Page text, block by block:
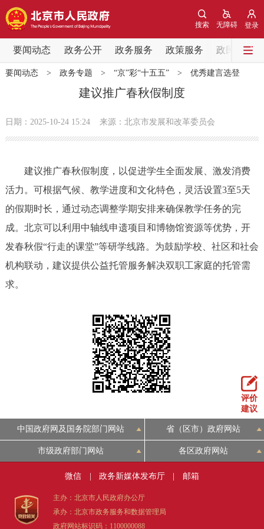
登录
无障碍
搜索
要闻动态 政务公开 政务服务 政策服务 政民互动
要闻动态
党中央精神 国务院信息 中央部委动态
政务公开
市领导 机构职能 政策服务
政策兑现 政策解读 回应关切
法人服务
利企服务
政民互动
参与调查
要闻动态> 政务专题 > “京”彩“十五五”> 优秀建言选登
建议推广春秋假制度
日期：2025-10-24 15:24 来源：北京市发展和改革委员会
建议推广春秋假制度，以促进学生全面发展、激发消费
活力。可根据气候、教学进度和文化特色，灵活设置3至5天
的假期时长，通过动态调整学期安排来确保教学任务的完
成。北京可以利用中轴线申遗项目和博物馆资源等优势，开
发春秋假“行走的课堂”等研学线路。为鼓励学校、社区和社会
机构联动，建议提供公益托管服务解决双职工家庭的托管需
求。
评价
建议
中国政府网及国务院部门网站 省（区市）政府网站
市级政府部门网站 各区政府网站
微信 政务新媒体发布厅 邮箱
主办：北京市人民政府办公厅
承办：北京市政务服务和数据管理局
政府网站标识码：1100000088